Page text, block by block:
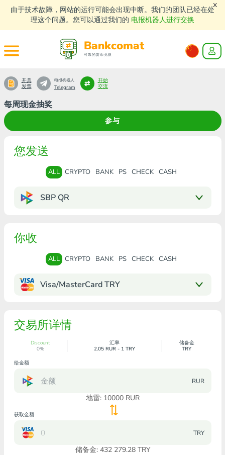
由于技术故障，网站的运行可能会出现中断。我们的团队已经在处
理这个问题。您可以通过我们的 电报机器人进行交换
x
Bankcomat
可靠的货币兑换
每周现金抽奖
参与
开具
发票
电报机器人
Telegram
开始
交流
您发送
ALL CRYPTO BANK PS CHECK CASH
SBP QR
你收
ALL CRYPTO BANK PS CHECK CASH
Visa/MasterCard TRY
交易所详情
Discount
0%
汇率
2.05 RUR - 1 TRY
储备金
TRY
给金额
RUR
地雷: 10000RUR
获取金额
TRY
储备金: 432 279.28 TRY